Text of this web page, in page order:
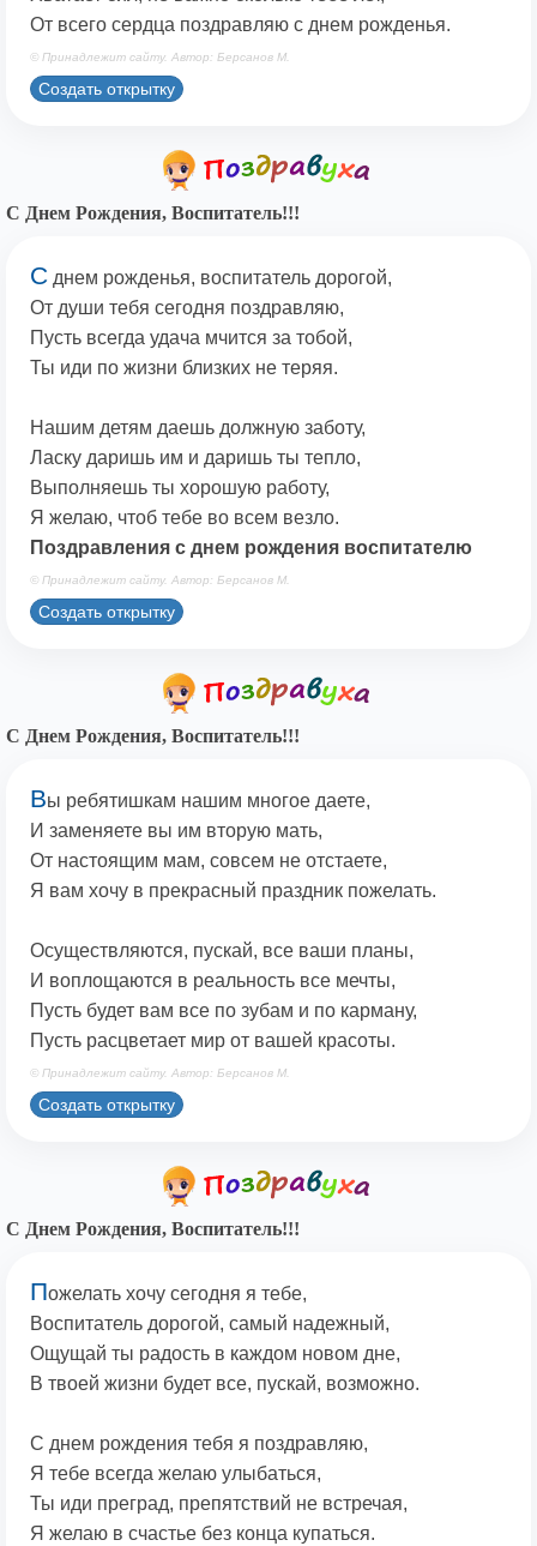
От всего сердца поздравляю с днем рожденья.
© Принадлежит сайту. Автор: Берсанов М.
Создать открытку
С Днем Рождения, Воспитатель!!!
С днем рожденья, воспитатель дорогой,
От души тебя сегодня поздравляю,
Пусть всегда удача мчится за тобой,
Ты иди по жизни близких не теряя.
Нашим детям даешь должную заботу,
Ласку даришь им и даришь ты тепло,
Выполняешь ты хорошую работу,
Я желаю, чтоб тебе во всем везло.
Поздравления с днем рождения воспитателю
© Принадлежит сайту. Автор: Берсанов М.
Создать открытку
С Днем Рождения, Воспитатель!!!
Вы ребятишкам нашим многое даете,
И заменяете вы им вторую мать,
От настоящим мам, совсем не отстаете,
Я вам хочу в прекрасный праздник пожелать.
Осуществляются, пускай, все ваши планы,
И воплощаются в реальность все мечты,
Пусть будет вам все по зубам и по карману,
Пусть расцветает мир от вашей красоты.
© Принадлежит сайту. Автор: Берсанов М.
Создать открытку
С Днем Рождения, Воспитатель!!!
Пожелать хочу сегодня я тебе,
Воспитатель дорогой, самый надежный,
Ощущай ты радость в каждом новом дне,
В твоей жизни будет все, пускай, возможно.
С днем рождения тебя я поздравляю,
Я тебе всегда желаю улыбаться,
Ты иди преград, препятствий не встречая,
Я желаю в счастье без конца купаться.